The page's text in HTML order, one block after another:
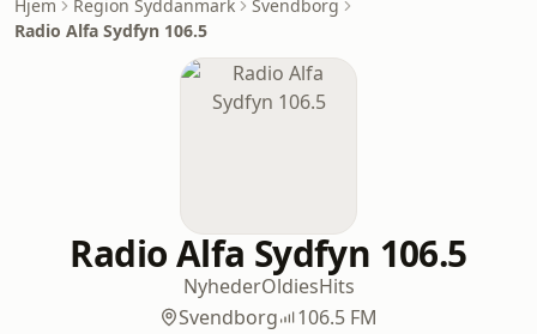
Hjem Region Syddanmark
Svendborg
Radio Alfa Sydfyn 106.5
Radio Alfa Sydfyn 106.5
NyhederOldiesHits
Svendborg
106.5 FM